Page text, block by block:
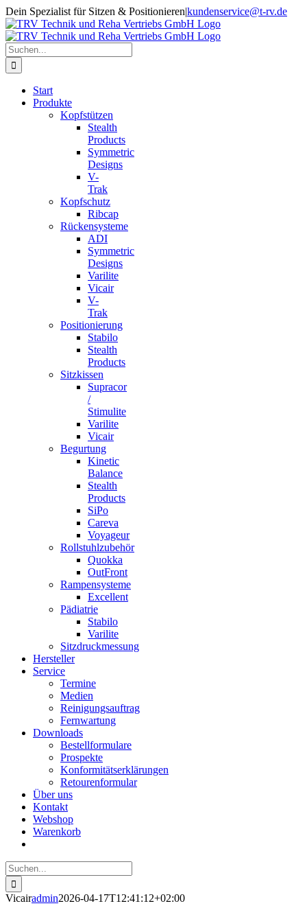
Zum
Inhalt
springen
Dein Spezialist für Sitzen & Positionieren|kundenservice@t-rv.de
Suche
nach:
Start
Produkte
Kopfstützen
Stealth
Products
Symmetric
Designs
V-
Trak
Kopfschutz
Ribcap
Rückensysteme
ADI
Symmetric
Designs
Varilite
Vicair
V-
Trak
Positionierung
Stabilo
Stealth
Products
Sitzkissen
Supracor
/
Stimulite
Varilite
Vicair
Begurtung
Kinetic
Balance
Stealth
Products
SiPo
Careva
Voyageur
Rollstuhlzubehör
Quokka
OutFront
Rampensysteme
Excellent
Pädiatrie
Stabilo
Varilite
Sitzdruckmessung
Hersteller
Service
Termine
Medien
Reinigungsauftrag
Fernwartung
Downloads
Bestellformulare
Prospekte
Konformitätserklärungen
Retourenformular
Über uns
Kontakt
Webshop
Warenkorb
Suche
nach:
Vicairadmin2026-04-17T12:41:12+02:00